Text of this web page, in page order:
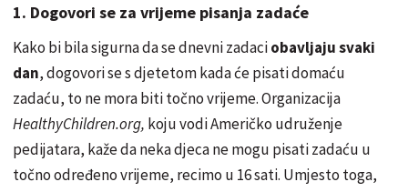
1. Dogovori se za vrijeme pisanja zadaće
Kako bi bila sigurna da se dnevni zadaciobavljaju svaki
dan, dogovori se s djetetom kada će pisati domaću
zadaću, to ne mora biti točno vrijeme. Organizacija
HealthyChildren.org, koju vodi Američko udruženje
pedijatara, kaže da neka djeca ne mogu pisati zadaću u
točno određeno vrijeme, recimo u 16 sati. Umjesto toga,